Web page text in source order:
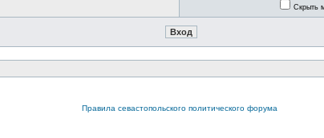
Скрыть
Правила севастопольского политического форума